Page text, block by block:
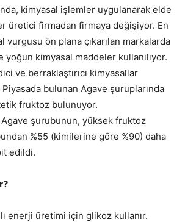
kimyasal işlemler uygulanarak elde
üretici firmadan firmaya değişiyor. En
vurgusu ön plana çıkarılan markalarda
yoğun kimyasal maddeler kullanılıyor.
ve berraklaştırıcı kimyasallar
Piyasada bulunan Agave şuruplarında
fruktoz bulunuyor.
Agave şurubunun, yüksek fruktoz
%55 (kimilerine göre %90) daha
edildi.
enerji üretimi için glikoz kullanır.